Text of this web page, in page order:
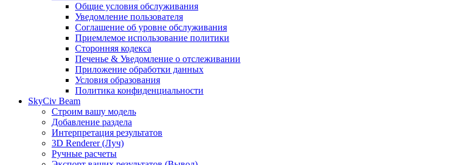
Общие условия обслуживания
Уведомление пользователя
Соглашение об уровне обслуживания
Приемлемое использование политики
Сторонняя кодекса
Печенье & Уведомление о отслеживании
Приложение обработки данных
Условия образования
Политика конфиденциальности
SkyCiv Beam
Строим вашу модель
Добавление раздела
Интерпретация результатов
3D Renderer (Луч)
Ручные расчеты